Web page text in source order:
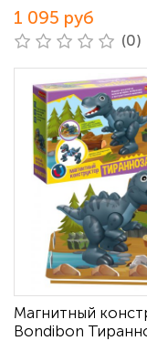
1 095 руб
(0)
Магнитный
Bondibon